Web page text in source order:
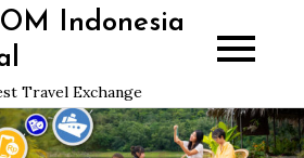
Indonesia
Travel Exchange